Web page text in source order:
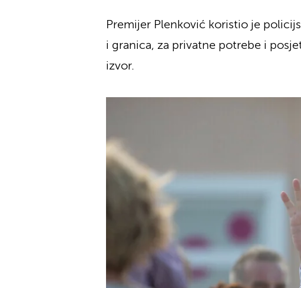
Premijer Plenković koristio je
i granica, za privatne potrebe i
izvor.